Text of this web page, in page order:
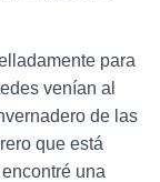
para
venían al
de las
que está
una